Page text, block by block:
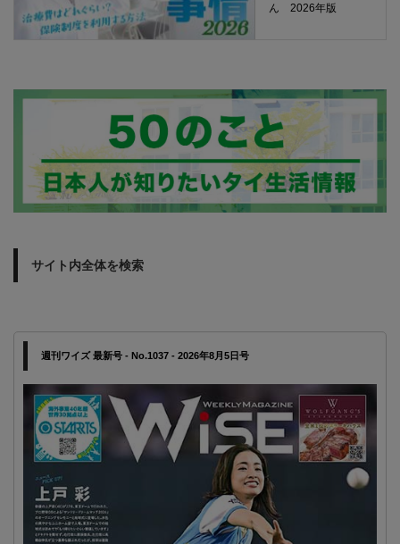
ん 2026年版
サイト内全体を検索
週刊ワイズ 最新号 - No.1037 - 2026年8月5日号